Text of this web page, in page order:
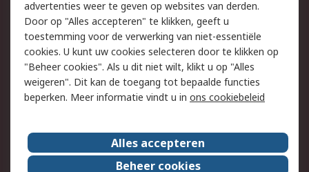
Wettelijk
Cookiebeleid
Email veiligheid
Privacybeleid
Websitevoorwaarden
Algemene
verkoopvoorwaarden
Over RS
RS Group Over ons
advertenties weer te geven op websites van derden.
Door op "Alles accepteren" te klikken, geeft u
toestemming voor de verwerking van niet-essentiële
cookies. U kunt uw cookies selecteren door te klikken op
"Beheer cookies". Als u dit niet wilt, klikt u op "Alles
weigeren". Dit kan de toegang tot bepaalde functies
beperken. Meer informatie vindt u in ons cookiebeleid
Alles accepteren
Beheer cookies